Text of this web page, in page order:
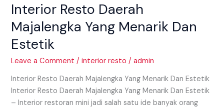
Interior Resto Daerah
Majalengka Yang Menarik Dan
Estetik
Leave a Comment /interior resto /admin
Interior Resto Daerah Majalengka Yang Menarik Dan Estetik
Interior Resto Daerah Majalengka Yang Menarik Dan Estetik
– Interior restoran mini jadi salah satu ide banyak orang